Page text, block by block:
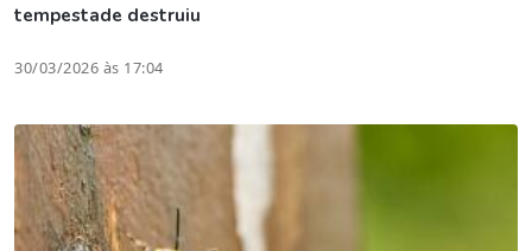
tempestade destruiu
30/03/2026 às 17:04